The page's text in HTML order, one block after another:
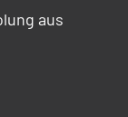
aus